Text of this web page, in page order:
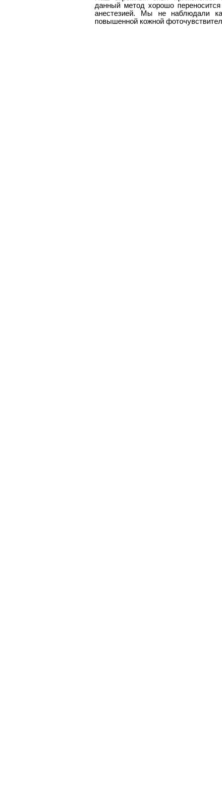
данный метод хорошо
анестезией. Мы не наблюдали
повышенной кожной фоточувствител